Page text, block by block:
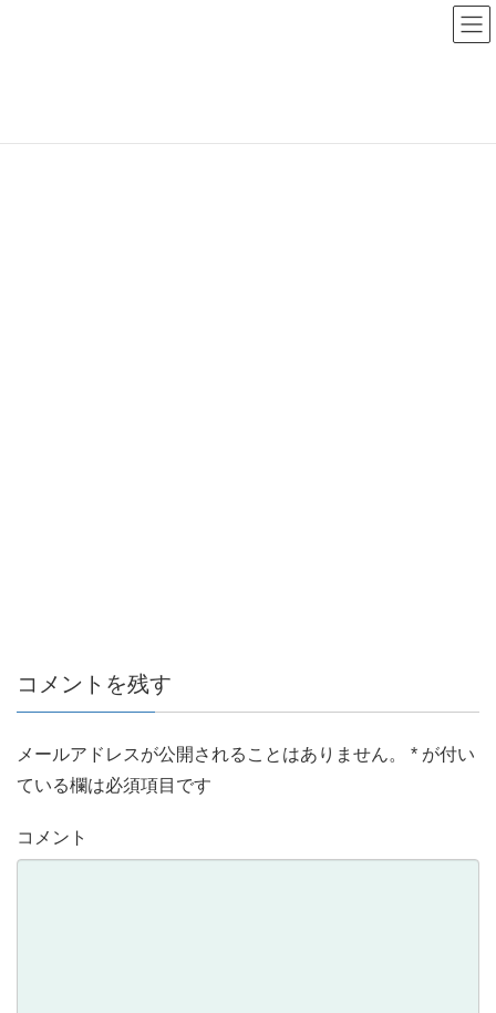
コメントを残す
メールアドレスが公開されることはありません。 * が付い
ている欄は必須項目です
コメント